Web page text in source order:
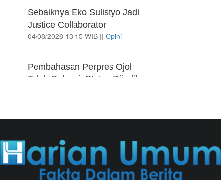
Kuartal II-2026, Ekonomi RI
Tumbuh 5,29 Persen, Sektor
Pertambangan Alami Kontraksi
Sebaiknya Eko Sulistyo Jadi
Justice Collaborator
04/08/2026 13:15 WIB || Opini
Pembahasan Perpres Ojol
Telah Selesai, Status Dijadikan
Hanya Berisi Rp 5.000, Moh
Syifak Divonis 4 Bulan
31/07/2026 10:44 WIB ||
Hukum